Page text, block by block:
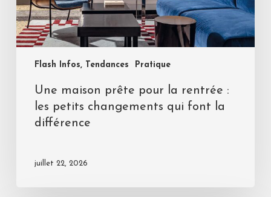
Flash Infos, Tendances Pratique
Une maison prête pour la rentrée :
les petits changements qui font la
différence
juillet 22, 2026